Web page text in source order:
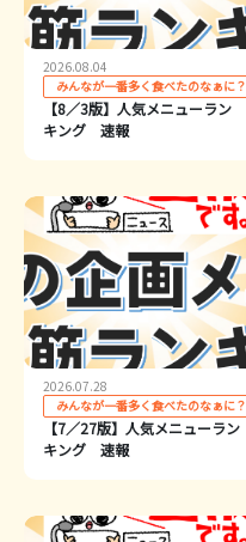
2026.08.04
みんなが一番多く食べたのなぁに？
【8／3版】人気メニューラン
キング 速報
2026.07.28
みんなが一番多く食べたのなぁに？
【7／27版】人気メニューラン
キング 速報